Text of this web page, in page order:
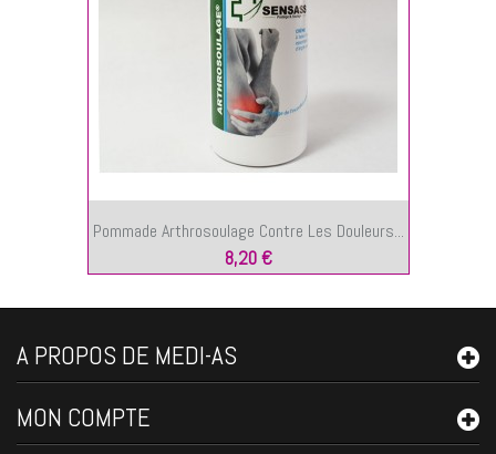
Pommade Arthrosoulage Contre Les Douleurs...
8,20 €
A PROPOS DE MEDI-AS
MON COMPTE